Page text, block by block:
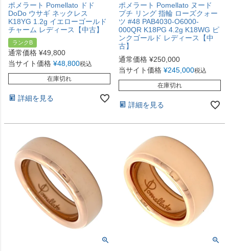
ポメラート Pomellato ドド
DoDo ウサギ ネックレス
K18YG 1.2g イエローゴールド
チャーム レディース【中古】
ランクB
通常価格 ¥49,800
当サイト価格 ¥48,800税込
在庫切れ
詳細を見る
ポメラート Pomellato ヌード
プチ リング 指輪 ローズクォー
ツ #48 PAB4030-O6000-
000QR K18PG 4.2g K18WG ピ
ンクゴールド レディース【中
古】
通常価格 ¥250,000
当サイト価格 ¥245,000税込
在庫切れ
詳細を見る